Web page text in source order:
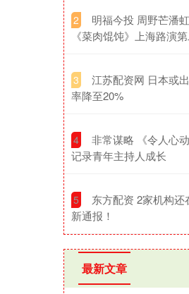
2
明福今投 周野芒潘
《菜肉馄饨》上海路演
3
江苏配资网 日本或
率降至20%
4
非常谋略 《令人心
记录青年主持人成长
5
东方配资 2家机构
新通报！
最新文章